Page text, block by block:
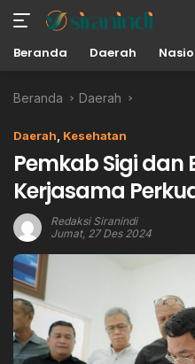
Beranda Daerah
Beranda Daerah
Daerah Kesehatan
Pemkab Sigi dan
Kerjasama
Redaksi Siranindi
Jumat, 27 Des 2024